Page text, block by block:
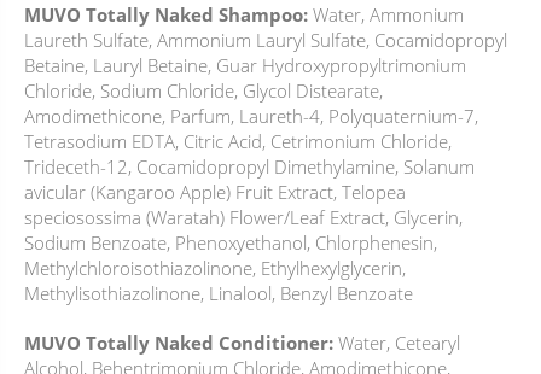
MUVO Totally Naked Shampoo: Water, Ammonium
Laureth Sulfate, Ammonium Lauryl Sulfate, Cocamidopropyl
Betaine, Lauryl Betaine, Guar Hydroxypropyltrimonium
Chloride, Sodium Chloride, Glycol Distearate,
Amodimethicone, Parfum, Laureth-4, Polyquaternium-7,
Tetrasodium EDTA, Citric Acid, Cetrimonium Chloride,
Trideceth-12, Cocamidopropyl Dimethylamine, Solanum
avicular (Kangaroo Apple) Fruit Extract, Telopea
speciosossima (Waratah) Flower/Leaf Extract, Glycerin,
Sodium Benzoate, Phenoxyethanol, Chlorphenesin,
Methylchloroisothiazolinone, Ethylhexylglycerin,
Methylisothiazolinone, Linalool, Benzyl Benzoate
MUVO Totally Naked Conditioner: Water, Cetearyl
Alcohol, Behentrimonium Chloride, Amodimethicone,